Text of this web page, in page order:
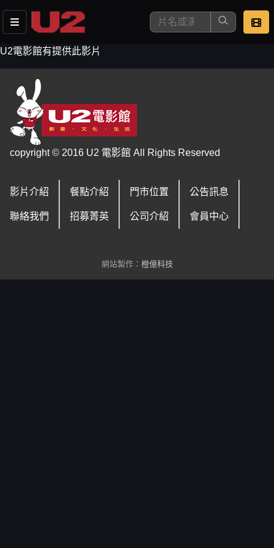
去敲定看片時間
U2電影館有提供此影片
copyright © 2016 U2 電影館 All Rights Reserved
影片介紹 餐點介紹 門市位置 公告訊息
聯絡我們 招募菁英 公司介紹 會員中心
網站製作： 橙億科技